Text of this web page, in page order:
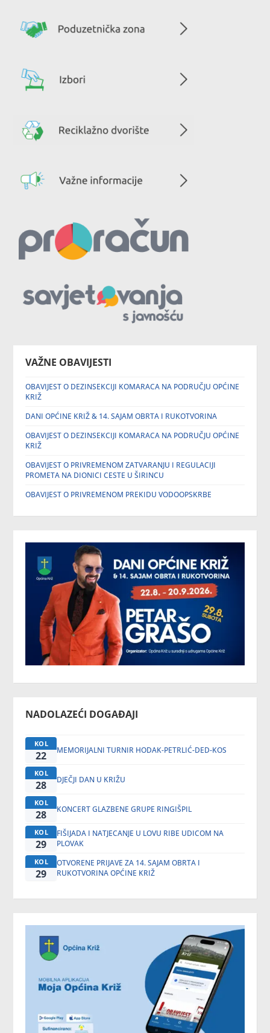
VAŽNE OBAVIJESTI
OBAVIJEST O DEZINSEKCIJI KOMARACA NA PODRUČJU OPĆINE
KRIŽ
DANI OPĆINE KRIŽ & 14. SAJAM OBRTA I RUKOTVORINA
OBAVIJEST O DEZINSEKCIJI KOMARACA NA PODRUČJU OPĆINE
KRIŽ
OBAVIJEST O PRIVREMENOM ZATVARANJU I REGULACIJI
PROMETA NA DIONICI CESTE U ŠIRINCU
OBAVIJEST O PRIVREMENOM PREKIDU VODOOPSKRBE
NADOLAZEĆI DOGAĐAJI
KOL
22 MEMORIJALNI TURNIR HODAK-PETRLIĆ-DED-KOS
KOL
28 DJEČJI DAN U KRIŽU
KOL
28 KONCERT GLAZBENE GRUPE RINGIŠPIL
KOL
29
FIŠIJADA I NATJECANJE U LOVU RIBE UDICOM NA
PLOVAK
KOL
29
OTVORENE PRIJAVE ZA 14. SAJAM OBRTA I
RUKOTVORINA OPĆINE KRIŽ